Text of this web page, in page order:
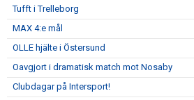
Tufft i Trelleborg
MAX 4:e mål
OLLE hjälte i Östersund
Oavgjort i dramatisk match mot Nosaby
Clubdagar på Intersport!